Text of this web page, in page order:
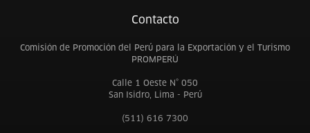
Contacto
Comisión de Promoción del Perú para la Exportación y el Turismo
PROMPERÚ
Calle 1 Oeste N° 050
San Isidro, Lima - Perú
(511) 616 7300